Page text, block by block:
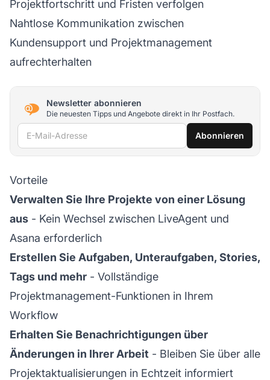
Projektfortschritt und Fristen verfolgen
Nahtlose Kommunikation zwischen
Kundensupport und Projektmanagement
aufrechterhalten
Newsletter abonnieren
Die neuesten Tipps und Angebote direkt in Ihr Postfach.
E-Mail-Adresse Abonnieren
Vorteile
Verwalten Sie Ihre Projekte von einer Lösung
aus - Kein Wechsel zwischen LiveAgent und
Asana erforderlich
Erstellen Sie Aufgaben, Unteraufgaben, Stories,
Tags und mehr - Vollständige
Projektmanagement-Funktionen in Ihrem
Workflow
Erhalten Sie Benachrichtigungen über
Änderungen in Ihrer Arbeit - Bleiben Sie über alle
Projektaktualisierungen in Echtzeit informiert